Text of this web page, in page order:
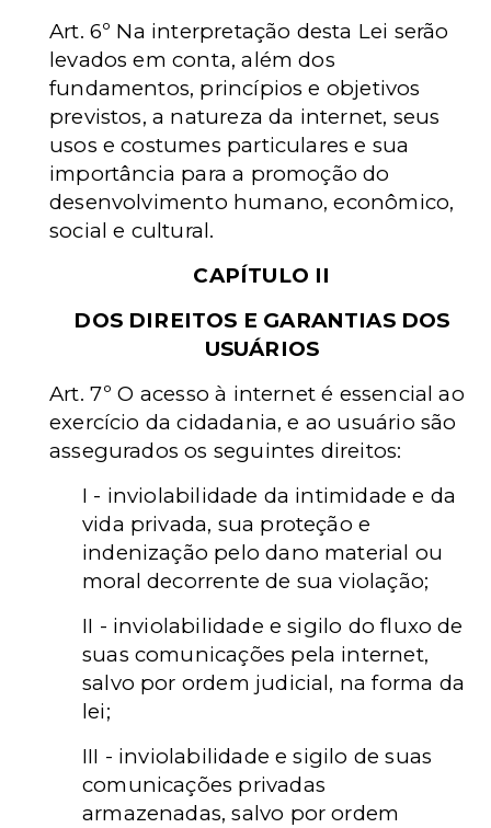
Art. 6º Na interpretação desta Lei serão
levados em conta, além dos
fundamentos, princípios e objetivos
previstos, a natureza da internet, seus
usos e costumes particulares e sua
importância para a promoção do
desenvolvimento humano, econômico,
social e cultural.
CAPÍTULO II
DOS DIREITOS E GARANTIAS DOS
USUÁRIOS
Art. 7º O acesso à internet é essencial ao
exercício da cidadania, e ao usuário são
assegurados os seguintes direitos:
I - inviolabilidade da intimidade e da
vida privada, sua proteção e
indenização pelo dano material ou
moral decorrente de sua violação;
II - inviolabilidade e sigilo do fluxo de
suas comunicações pela internet,
salvo por ordem judicial, na forma da
lei;
III - inviolabilidade e sigilo de suas
comunicações privadas
armazenadas, salvo por ordem